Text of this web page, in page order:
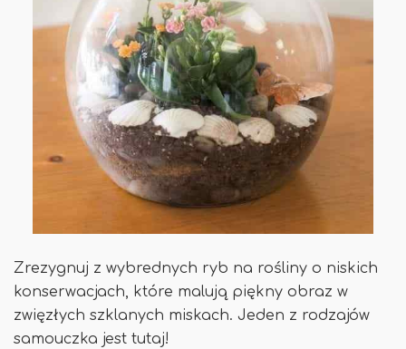
Zrezygnuj z wybrednych ryb na rośliny o niskich
konserwacjach, które malują piękny obraz w
zwięzłych szklanych miskach. Jeden z rodzajów
samouczka jest tutaj!